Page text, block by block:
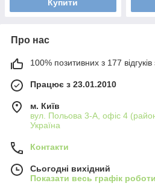
Купити
Про нас
100% позитивних з 177 відгуків
Працює з 23.01.2010
м. Київ
вул. Польова 3-А, офіс 4
Україна
Контакти
Сьогодні вихідний
Показати весь графік роботи